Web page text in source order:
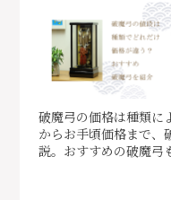
破魔弓の価格は種類に
からお手頃価格まで、
説。おすすめの破魔弓